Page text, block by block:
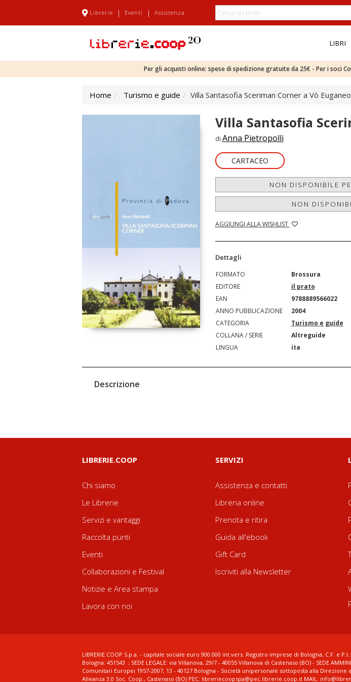
Librerie | Eventi | Assistenza
LIBRI
Per gli acquisti online: spese di spedizione gratuite da 25€ - Per i soci
Home Turismo e guide Villa Santasofia Sceriman Corner a Vò
Villa Santasofia
di Anna Pietropolli
CARTACEO
NON DISPONIBILE
NON
AGGIUNGI ALLA WISHLIST
Dettagli
FORMATO
Brossura
EDITORE
il prato
EAN
9788889566022
ANNO PUBBLICAZIONE
2004
CATEGORIA
Turismo e guide
COLLANA / SERIE
Altreguide
LINGUA
ita
Descrizione
LIBRERIE.COOP
Chi siamo
Le Librerie
Servizi e vantaggi
Raccolta punti
Eventi
Collaborazioni e Festival
Notizie e Area stampa
Lavora con noi
SERVIZI
Assistenza e contatti
Libreria online
Prenota e ritira
Guida all'ebook
Gift Card
Iscriviti alla Newsletter
LIBRERIE.COOP S.p.a. - capitale sociale euro 900.000 int.vers. Registro imprese di Bologna, C.F. e P.I.:
Bologna: 451543 ; SEDE LEGALE: via Villanova, 29/7 - 40055 Villanova di Castenaso (BO) - SEDE
Comunitari Europei 1957-2007, 13 - 40127 Bologna - Società unipersonale sottoposta alla
Alleanza 3.0 Soc. Coop., Castenaso (BO) PEC: libreriecoopspa@pec.librerie.coop.it MAIL: